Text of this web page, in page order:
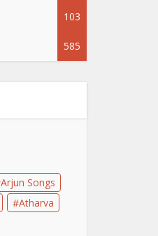
103
585
Arjun Songs
Atharva